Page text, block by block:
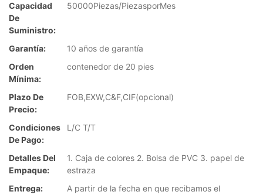
Capacidad
De
Suministro:
50000Piezas/PiezasporMes
Garantía:
10 años de garantía
Orden
Mínima:
contenedor de 20 pies
Plazo De
Precio:
FOB,EXW,C&F,CIF(opcional)
Condiciones
De Pago:
L/C T/T
Detalles Del
Empaque:
1. Caja de colores 2. Bolsa de PVC 3. papel de
estraza
Entrega:
A partir de la fecha en que recibamos el